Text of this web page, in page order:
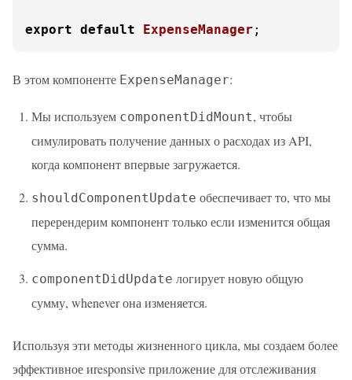
export default ExpenseManager ;
В этом компоненте ExpenseManager:
Мы используем componentDidMount, чтобы
симулировать получение данных о расходах из API,
когда компонент впервые загружается.
shouldComponentUpdate обеспечивает то, что мы
перерендерим компонент только если изменится общая
сумма.
componentDidUpdate логирует новую общую
сумму, whenever она изменяется.
Используя эти методы жизненного цикла, мы создаем более
эффективное иresponsive приложение для отслеживания